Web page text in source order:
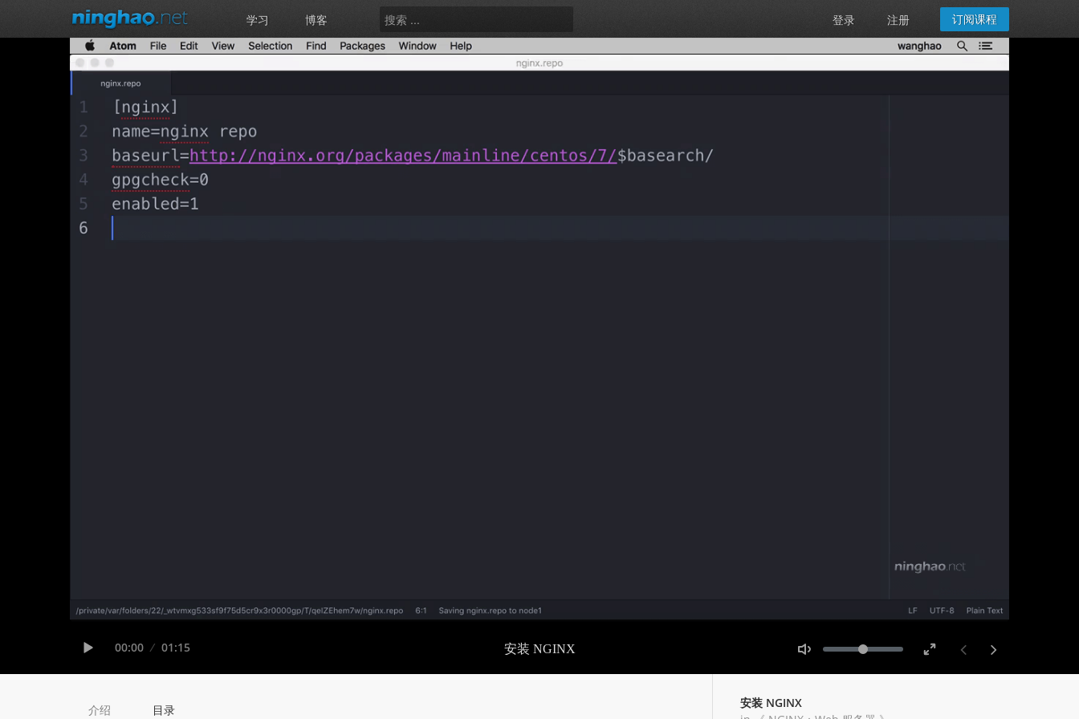
学习 博客 登录 注册 订阅课程
Current
00:00 Duration
01:15 安装 NGINX
Volume
介绍 目录
安装 NGINX